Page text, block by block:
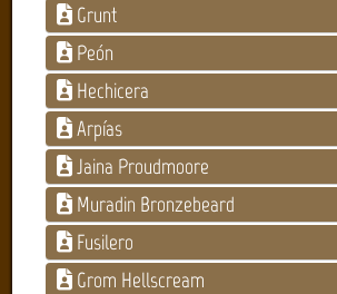
Grunt
Peón
Hechicera
Arpías
Jaina Proudmoore
Muradin Bronzebeard
Fusilero
Grom Hellscream